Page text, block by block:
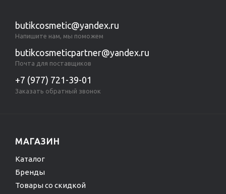
butikcosmetic@yandex.ru
Напишите нам, мы поможем
butikcosmeticpartner@yandex.ru
Почта для поставщиков
+7 (977) 721-39-01
Заказать обратный звонок
МАГАЗИН
Каталог
Бренды
Товары со скидкой